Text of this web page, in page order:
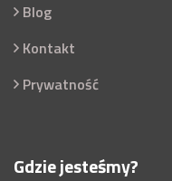
Blog
Kontakt
Prywatność
Gdzie jesteśmy?